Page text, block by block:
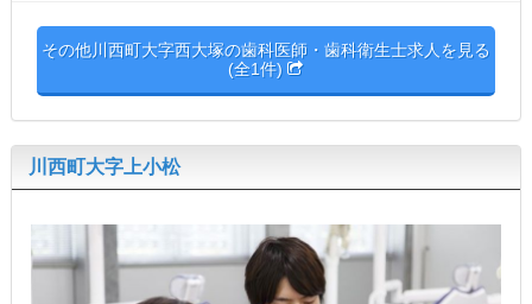
その他川西町大字西大塚の歯科医師・歯科衛生士求人を見る
(全1件)
川西町大字上小松